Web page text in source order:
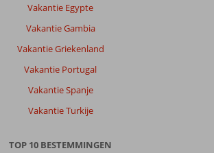
Vakantie Egypte
Vakantie Gambia
Vakantie Griekenland
Vakantie Portugal
Vakantie Spanje
Vakantie Turkije
TOP 10 BESTEMMINGEN